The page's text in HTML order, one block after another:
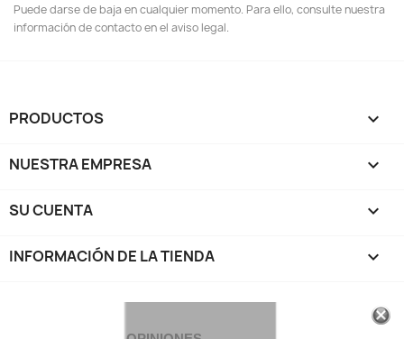
Puede darse de baja en cualquier momento. Para ello, consulte nuestra
información de contacto en el aviso legal.
PRODUCTOS 
NUESTRA EMPRESA 
SU CUENTA 
INFORMACIÓN DE LA TIENDA keyboard_arrow_down